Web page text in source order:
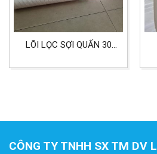
LÕI LỌC SỢI QUẤN 30
CÔNG TY TNHH SX TM DV